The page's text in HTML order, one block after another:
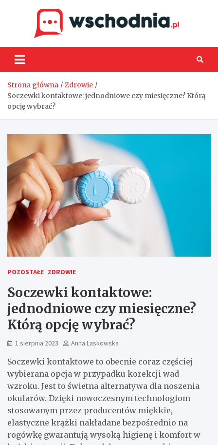
Strona główna
Zdrowie
Soczewki kontaktowe: jednodniowe czy miesięczne? Którą
opcję wybrać?
POZOSTAŁE ZDROWIE
Soczewki kontaktowe:
jednodniowe czy miesięczne?
Którą opcję wybrać?
1 sierpnia 2023 Anna Laskowska
Soczewki kontaktowe to obecnie coraz częściej
wybierana opcja w przypadku korekcji wad
wzroku. Jest to świetna alternatywa dla noszenia
okularów. Dzięki nowoczesnym technologiom
stosowanym przez producentów miękkie,
elastyczne krążki nakładane bezpośrednio na
rogówkę gwarantują wysoką higienę i komfort w